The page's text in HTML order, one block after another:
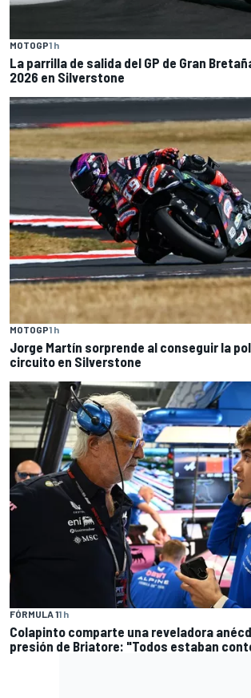
MOTOGP1 h
La parrilla de salida del GP de Gran
2026 en Silverstone
MOTOGP1 h
Jorge Martín sorprende al conseguir la
circuito en Silverstone
FÓRMULA 11 h
Colapinto comparte una reveladora
presión de Briatore: "Todos estaban